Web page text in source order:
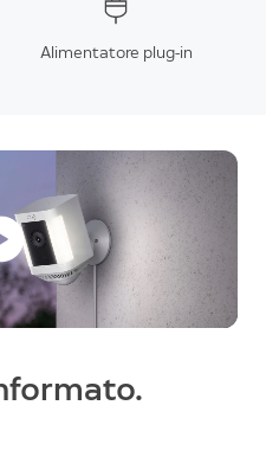
Alimentatore plug-in